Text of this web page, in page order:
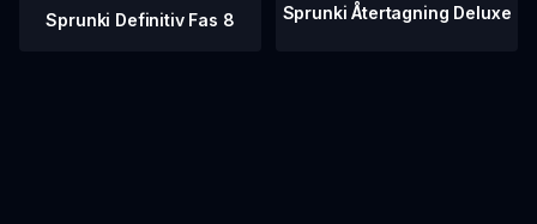
Sprunki Definitiv Fas 8 Sprunki Återtagning Deluxe